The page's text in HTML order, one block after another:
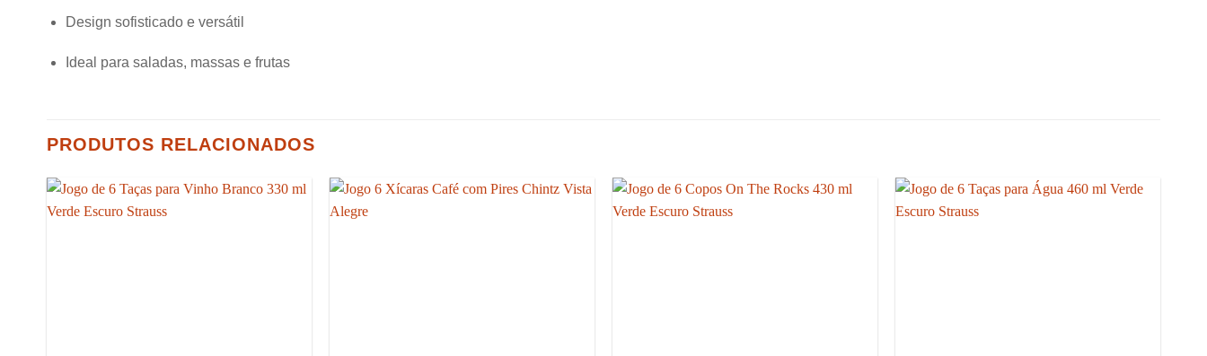
Design sofisticado e versátil
Ideal para saladas, massas e frutas
PRODUTOS RELACIONADOS